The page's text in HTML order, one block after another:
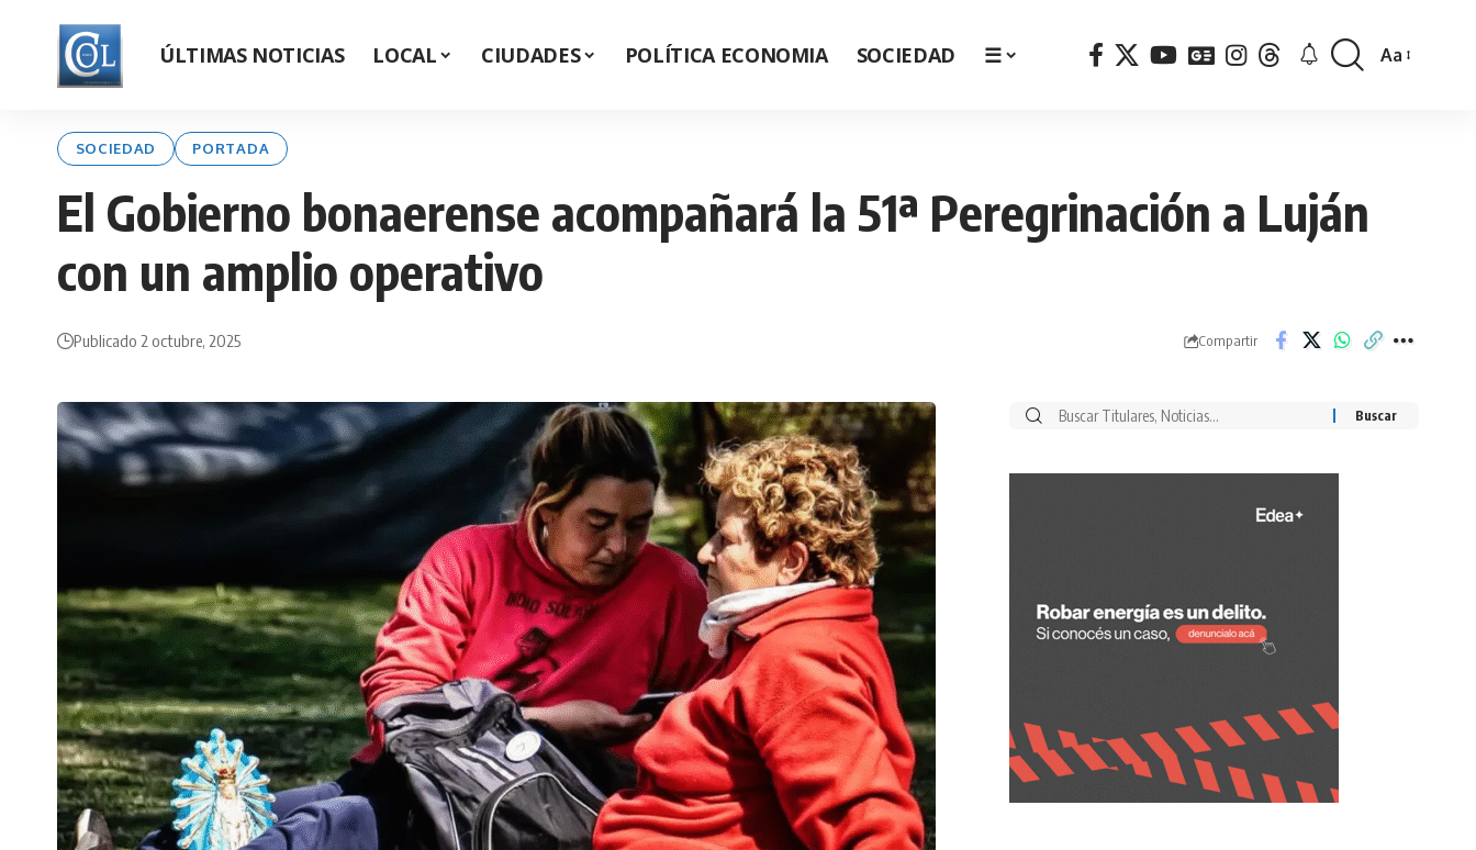
ÚLTIMAS NOTICIAS LOCAL CIUDADES POLÍTICA ECONOMIA SOCIEDAD ☰
Font
Aa
SOCIEDAD PORTADA
El Gobierno bonaerense acompañará la 51ª Peregrinación a Luján
con un amplio operativo
Publicado 2 octubre, 2025 Compartir
Buscar